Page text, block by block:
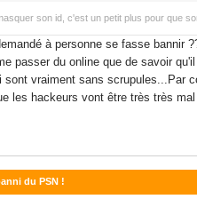
son id, c'est un petit plus pour que
à personne se fasse
passer du online que de savoir
vraiment sans scrupules...Par
les hackeurs vont être très très
du PSN !